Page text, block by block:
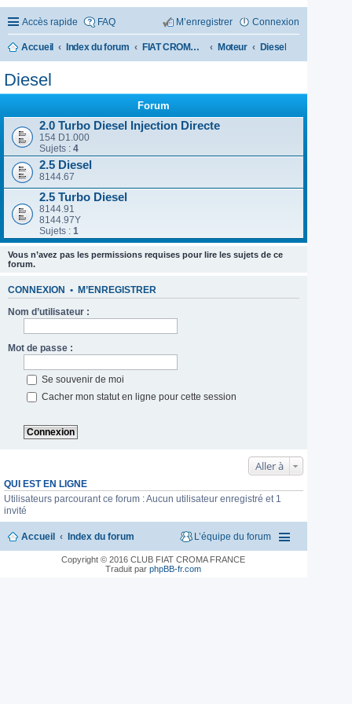
Accès rapide FAQ Connexion
M’enregistrer
Accueil Index du forum FIAT CROMA 1985-1996 Moteur Diesel
Diesel
Forum
2.0 Turbo Diesel Injection Directe
154 D1.000
Sujets : 4
2.5 Diesel
8144.67
2.5 Turbo Diesel
8144.91
8144.97Y
Sujets : 1
Vous n’avez pas les permissions requises pour lire les sujets de ce
forum.
CONNEXION • M’ENREGISTRER
Nom d’utilisateur :
Mot de passe :
Se souvenir de moi
Cacher mon statut en ligne pour cette session
Aller à
QUI EST EN LIGNE
Utilisateurs parcourant ce forum : Aucun utilisateur enregistré et 1
invité
Accueil Index du forum L’équipe du forum
Copyright © 2016 CLUB FIAT CROMA FRANCE
Traduit parphpBB-fr.com